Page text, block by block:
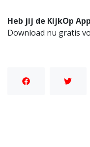
Heb jij de KijkOp
Download nu gratis